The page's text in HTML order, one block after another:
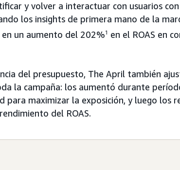
y volver a interactuar con usuarios
los insights de primera mano de la
un aumento del 202%1
en el ROAS en
del presupuesto, The April también
la campaña: los aumentó durante
para maximizar la exposición, y luego los
del ROAS.